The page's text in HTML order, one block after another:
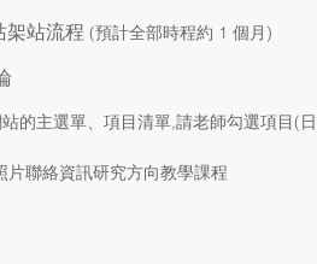
架站流程 (預計全部時程約 1 個月)
的主選單、項目清單,請老師勾選項目(
片聯絡資訊研究方向教學課程